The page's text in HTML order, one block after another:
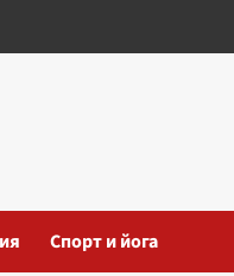
Спорт и йога